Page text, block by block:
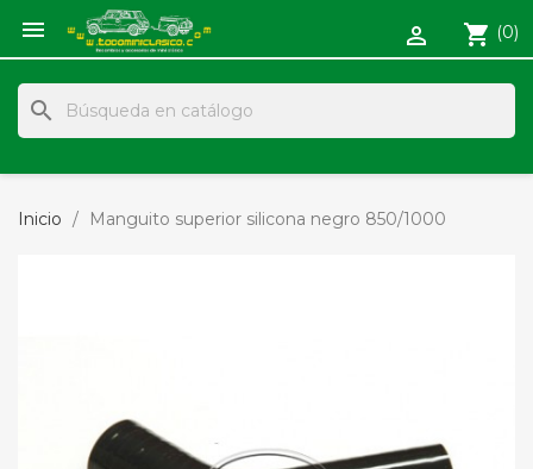
 shopping_cart (0)

search
Inicio Manguito superior silicona negro 850/1000